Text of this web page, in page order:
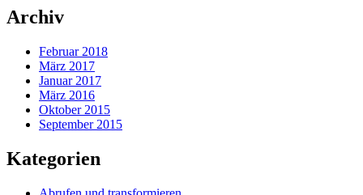
Archiv
Februar 2018
März 2017
Januar 2017
März 2016
Oktober 2015
September 2015
Kategorien